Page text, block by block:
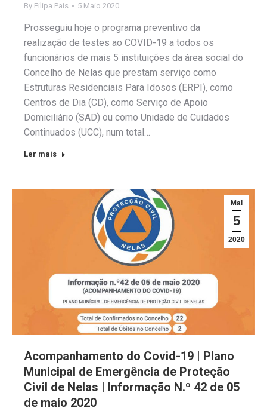
By Filipa Pais 5 Maio 2020
Prosseguiu hoje o programa preventivo da
realização de testes ao COVID-19 a todos os
funcionários de mais 5 instituições da área social do
Concelho de Nelas que prestam serviço como
Estruturas Residenciais Para Idosos (ERPI), como
Centros de Dia (CD), como Serviço de Apoio
Domiciliário (SAD) ou como Unidade de Cuidados
Continuados (UCC), num total…
Ler mais
Mai
5
2020
Acompanhamento do Covid-19 | Plano
Municipal de Emergência de Proteção
Civil de Nelas | Informação N.º 42 de 05
de maio 2020